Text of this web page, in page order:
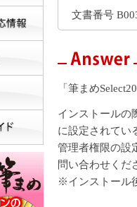
文書番号
「筆まめ
インストールの
に設定されてい
管理者権限の設
問い合わせくだ
※インストール